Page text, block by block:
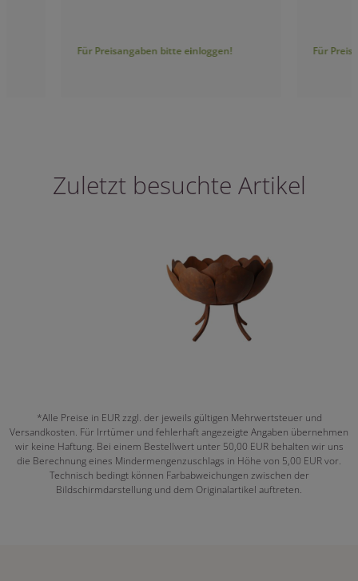
Für Preisangaben bitte einloggen! Für Preisangaben
Zuletzt besuchte Artikel
*Alle Preise in EUR zzgl. der jeweils gültigen Mehrwertsteuer und
Versandkosten. Für Irrtümer und fehlerhaft angezeigte Angaben übernehmen
wir keine Haftung. Bei einem Bestellwert unter 50,00 EUR behalten wir uns
die Berechnung eines Mindermengenzuschlags in Höhe von 5,00 EUR vor.
Technisch bedingt können Farbabweichungen zwischen der
Bildschirmdarstellung und dem Originalartikel auftreten.